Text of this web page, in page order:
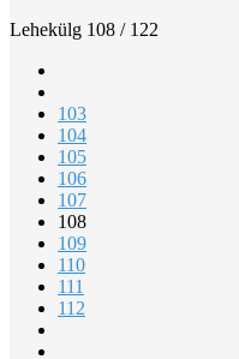
Lehekülg 108 / 122
103
104
105
106
107
108
109
110
111
112